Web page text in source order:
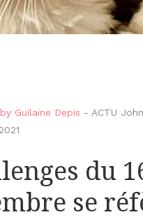
by Guilaine Depis - ACTU
du
se